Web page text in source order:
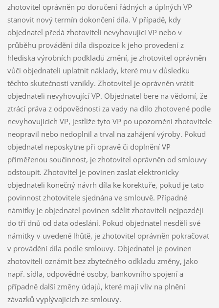
zhotovitel oprávněn po doručení řádných a úplných VP
stanovit nový termín dokončení díla. V případě, kdy
objednatel předá zhotoviteli nevyhovující VP nebo v
průběhu provádění díla dispozice k jeho provedení z
hlediska výrobních podkladů změní, je zhotovitel oprávněn
vůči objednateli uplatnit náklady, které mu v důsledku
těchto skutečností vznikly. Zhotovitel je oprávněn vrátit
objednateli nevyhovující VP. Objednatel bere na vědomí, že
ztrácí práva z odpovědnosti za vady na dílo zhotovené podle
nevyhovujících VP, jestliže tyto VP po upozornění zhotovitele
neopravil nebo nedoplnil a trval na zahájení výroby. Pokud
objednatel neposkytne při opravě či doplnění VP
přiměřenou součinnost, je zhotovitel oprávněn od smlouvy
odstoupit. Zhotovitel je povinen zaslat elektronicky
objednateli konečný návrh díla ke korektuře, pokud je tato
povinnost zhotovitele sjednána ve smlouvě. Případné
námitky je objednatel povinen sdělit zhotoviteli nejpozději
do tří dnů od data odeslání. Pokud objednatel nesdělí své
námitky v uvedené lhůtě, je zhotovitel oprávněn pokračovat
v provádění díla podle smlouvy. Objednatel je povinen
zhotoviteli oznámit bez zbytečného odkladu změny, jako
např. sídla, odpovědné osoby, bankovního spojení a
případně další změny údajů, které mají vliv na plnění
závazků vyplývajících ze smlouvy.